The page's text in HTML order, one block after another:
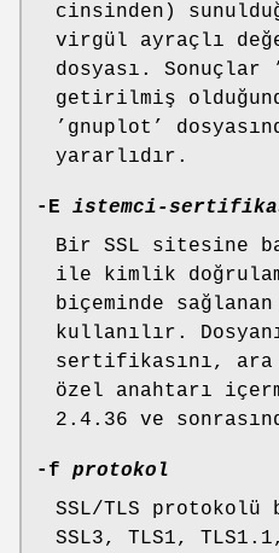
cinsinden)
virgül ayraçlı
dosyası. Sonuçlar
getirilmiş
’gnuplot’
yararlıdır.
-E
istemci-
Bir SSL sitesine
ile kimlik
biçeminde
kullanılır.
sertifikasını,
özel anahtarı
2.4.36 ve
-f
protokol
SSL/TLS
SSL3, TLS1,